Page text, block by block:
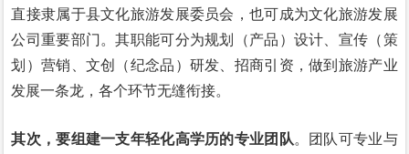
直接隶属于县文化旅游发展委员会，也可成为文化旅游发展
公司重要部门。其职能可分为规划（产品）设计、宣传（策
划）营销、文创（纪念品）研发、招商引资，做到旅游产业
发展一条龙，各个环节无缝衔接。
其次，要组建一支年轻化高学历的专业团队。团队可专业与